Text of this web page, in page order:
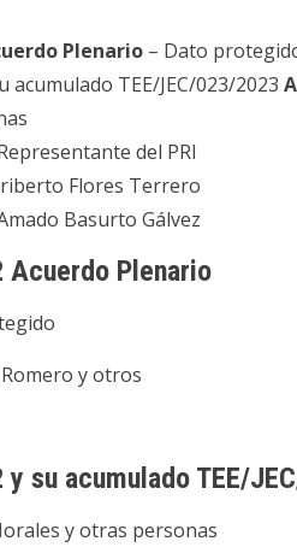
Plenario – Dato
acumulado TEE/JEC/023/2023
del PRI
Flores Terrero
Basurto Gálvez
Acuerdo Plenario
y otros
y su acumulado TEE/
y otras personas